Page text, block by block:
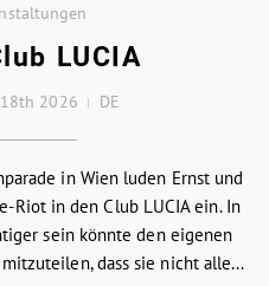
LUCIA
2026 DE
in Wien luden Ernst und
Riot in den Club LUCIA ein. In
sein könnte den eigenen
dass sie nicht alle...